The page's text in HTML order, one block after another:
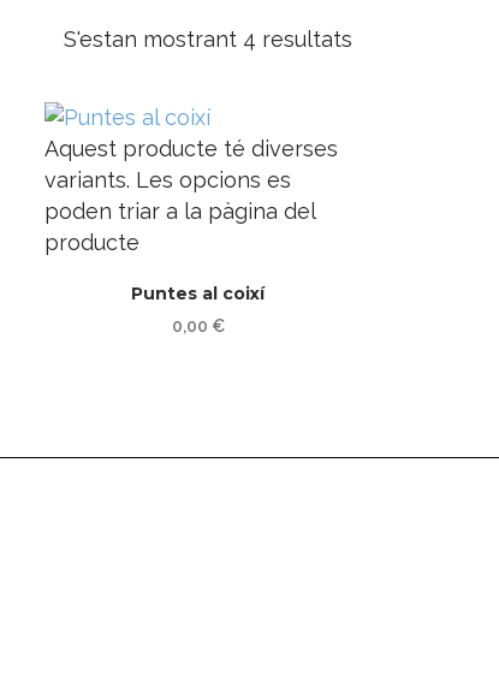
S'estan mostrant 4 resultats
Aquest producte té diverses
variants. Les opcions es
poden triar a la pàgina del
producte
Puntes al coixí
0,00 €